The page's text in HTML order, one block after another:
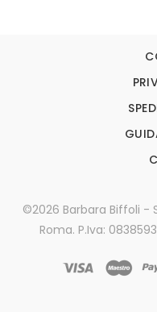
©2026 Barbara Biffoli -
Roma. P.Iva: